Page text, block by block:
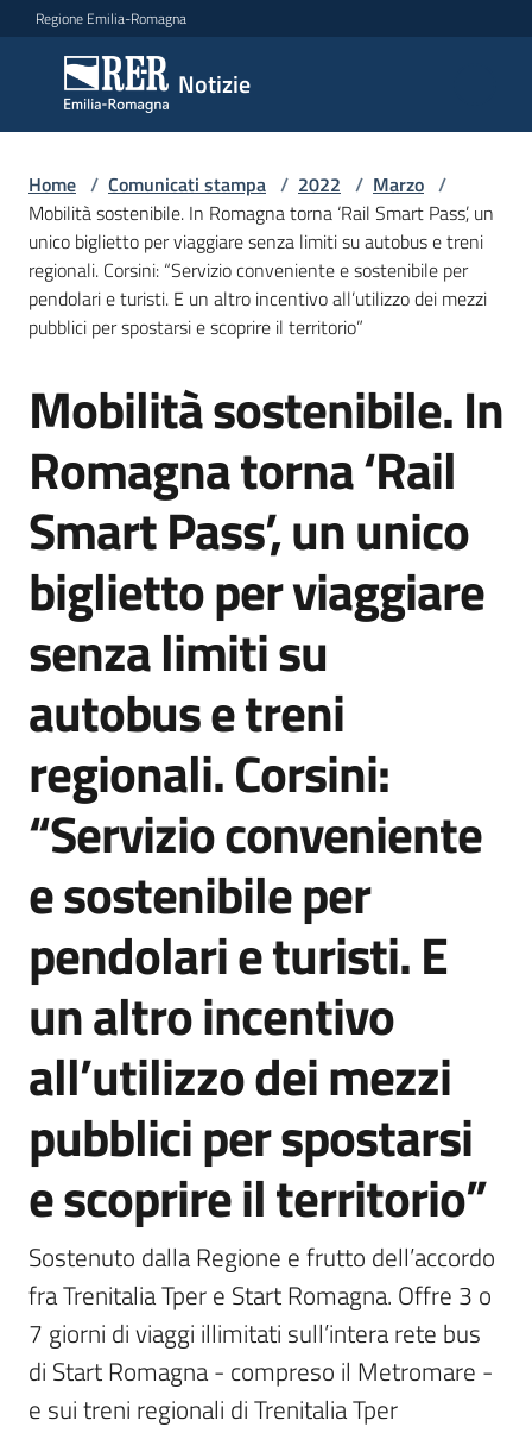
Vai al contenuto
Vai alla navigazione
Vai al footer
Regione Emilia-Romagna
Notizie
Notizie
Comunicati
stampa
Menu selezionato
Cerca
un
comunicato
Risorse
Agenzia
di
informazione
comunicazione
Seguici
su
Home / Comunicati stampa / 2022 / Marzo /
Mobilità sostenibile. In Romagna torna ‘Rail Smart Pass’, un
unico biglietto per viaggiare senza limiti su autobus e treni
regionali. Corsini: “Servizio conveniente e sostenibile per
pendolari e turisti. E un altro incentivo all’utilizzo dei mezzi
pubblici per spostarsi e scoprire il territorio”
Salta al contenuto
Mobilità sostenibile. In
Romagna torna ‘Rail
Smart Pass’, un unico
biglietto per viaggiare
senza limiti su
autobus e treni
regionali. Corsini:
“Servizio conveniente
e sostenibile per
pendolari e turisti. E
un altro incentivo
all’utilizzo dei mezzi
pubblici per spostarsi
e scoprire il territorio”
Sostenuto dalla Regione e frutto dell’accordo
fra Trenitalia Tper e Start Romagna. Offre 3 o
7 giorni di viaggi illimitati sull’intera rete bus
di Start Romagna - compreso il Metromare -
e sui treni regionali di Trenitalia Tper